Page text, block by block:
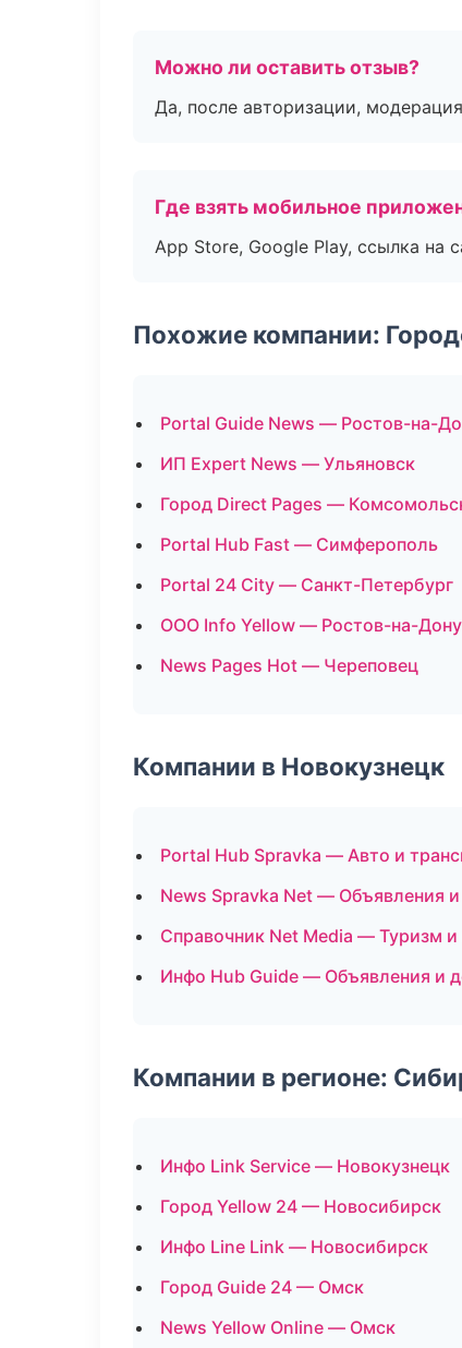
Можно ли оставить отзыв?
Да, после авторизации,
Где взять мобильное
App Store, Google Play, ссылка на
Похожие компании:
Portal Guide News — Ростов-на-
ИП Expert News — Ульяновск
Город Direct Pages —
Portal Hub Fast — Симферополь
Portal 24 City — Санкт-Петербург
ООО Info Yellow — Ростов-на-Дону
News Pages Hot — Череповец
Компании в Новокузнецк
Portal Hub Spravka — Авто и
News Spravka Net — Объявления
Справочник Net Media — Туризм и
Инфо Hub Guide — Объявления и
Компании в регионе:
Инфо Link Service — Новокузнецк
Город Yellow 24 — Новосибирск
Инфо Line Link — Новосибирск
Город Guide 24 — Омск
News Yellow Online — Омск